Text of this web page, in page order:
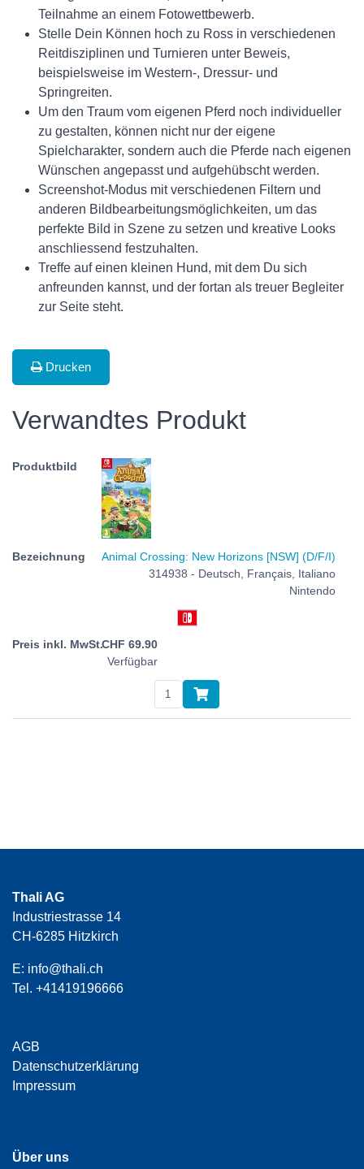
Teilnahme an einem Fotowettbewerb.
Stelle Dein Können hoch zu Ross in verschiedenen
Reitdisziplinen und Turnieren unter Beweis,
beispielsweise im Western-, Dressur- und
Springreiten.
Um den Traum vom eigenen Pferd noch individueller
zu gestalten, können nicht nur der eigene
Spielcharakter, sondern auch die Pferde nach eigenen
Wünschen angepasst und aufgehübscht werden.
Screenshot-Modus mit verschiedenen Filtern und
anderen Bildbearbeitungsmöglichkeiten, um das
perfekte Bild in Szene zu setzen und kreative Looks
anschliessend festzuhalten.
Treffe auf einen kleinen Hund, mit dem Du sich
anfreunden kannst, und der fortan als treuer Begleiter
zur Seite steht.
Drucken
Verwandtes Produkt
Animal Crossing: New Horizons [NSW] (D/F/I)
314938 - Deutsch, Français, Italiano
Nintendo
CHF 69.90
Verfügbar
Thali AG
Industriestrasse 14
CH-6285 Hitzkirch
E: info@thali.ch
Tel. +41419196666
AGB
Datenschutzerklärung
Impressum
Über uns